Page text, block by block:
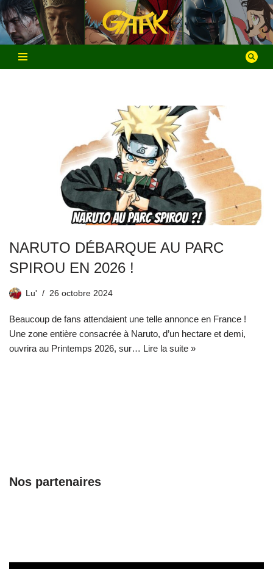
Aller
au
contenu
NARUTO DÉBARQUE AU PARC
SPIROU EN 2026 !
Lu' 26 octobre 2024
Beaucoup de fans attendaient une telle annonce en France !
Une zone entière consacrée à Naruto, d’un hectare et demi,
ouvrira au Printemps 2026, sur… Lire la suite »
Nos partenaires